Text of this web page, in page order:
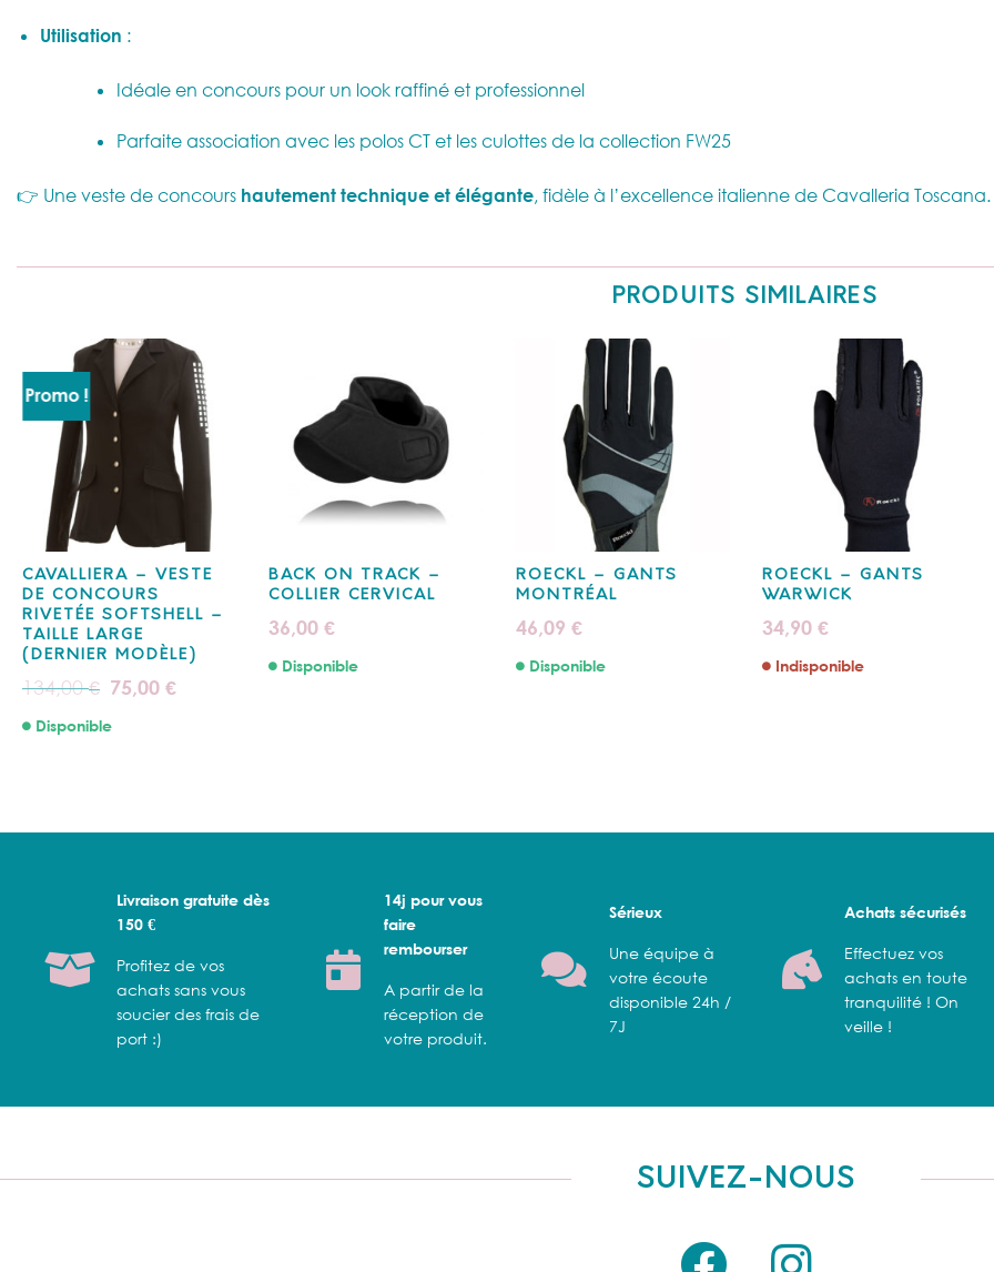
Utilisation :
Idéale en concours pour un look raffiné et professionnel
Parfaite association avec les polos CT et les culottes de la collection FW25
👉 Une veste de concours hautement technique et élégante, fidèle à l’excellence italienne de Cavalleria Toscana.
PRODUITS SIMILAIRES
Promo !
CAVALLIERA – VESTE
DE CONCOURS
RIVETÉE SOFTSHELL –
TAILLE LARGE
(DERNIER MODÈLE)
134,00€ Le
prix
était :
75,00€Le
prix
Disponible
BACK ON TRACK –
COLLIER CERVICAL
36,00€
Disponible
ROECKL – GANTS
MONTRÉAL
46,09 €
Disponible
ROECKL – GANTS
WARWICK
34,90 €
Indisponible
Livraison gratuite dès
150 €
Profitez de vos
achats sans vous
soucier des frais de
port :)
14j pour vous
faire
rembourser
A partir de la
réception de
votre produit.
Sérieux
Une équipe à
votre écoute
disponible 24h /
7J
Achats sécurisés
Effectuez vos
achats en toute
tranquilité ! On
veille !
SUIVEZ-NOUS